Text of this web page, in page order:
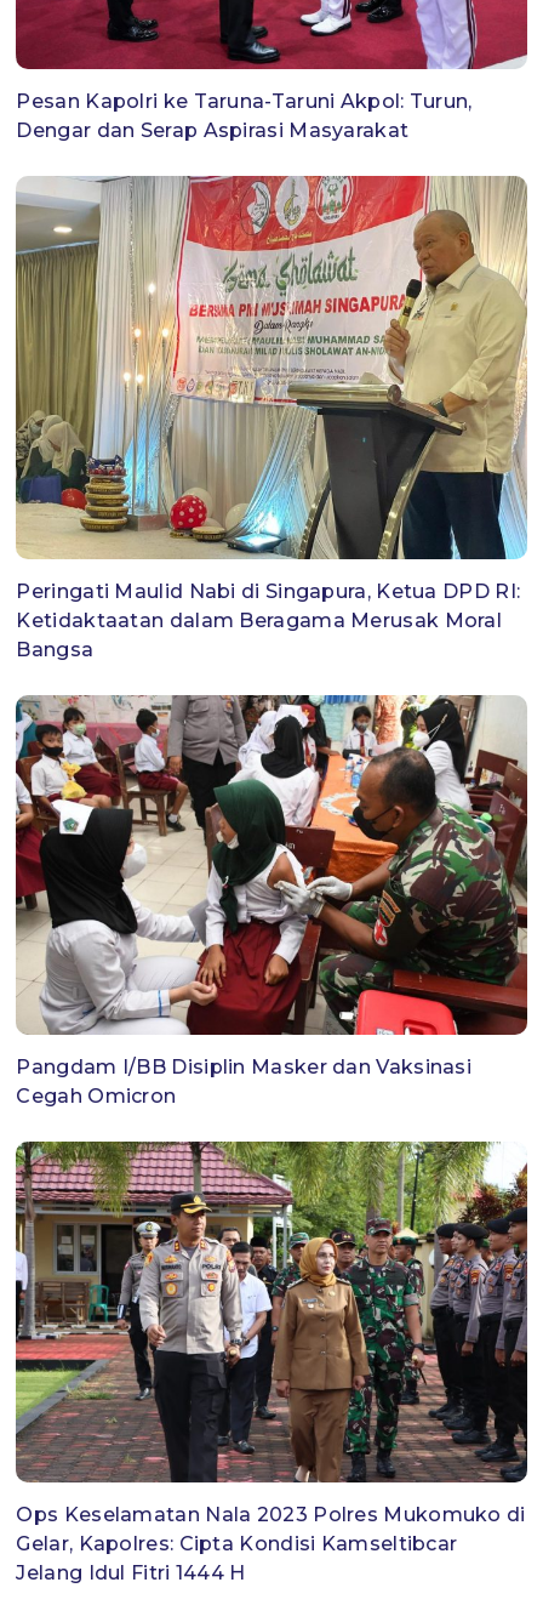
Pesan Kapolri ke Taruna-Taruni Akpol: Turun,
Dengar dan Serap Aspirasi Masyarakat
Peringati Maulid Nabi di Singapura, Ketua DPD RI:
Ketidaktaatan dalam Beragama Merusak Moral
Bangsa
Pangdam I/BB Disiplin Masker dan Vaksinasi
Cegah Omicron
Ops Keselamatan Nala 2023 Polres Mukomuko di
Gelar, Kapolres: Cipta Kondisi Kamseltibcar
Jelang Idul Fitri 1444 H